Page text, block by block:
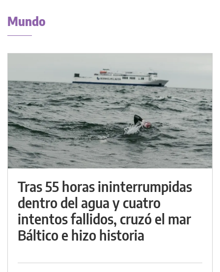
Mundo
Tras 55 horas ininterrumpidas
dentro del agua y cuatro
intentos fallidos, cruzó el mar
Báltico e hizo historia